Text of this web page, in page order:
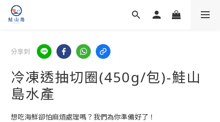
分享到
冷凍透抽切圈(450g/包)-鮭山
島水產
想吃海鮮卻怕麻煩處理嗎？我們為你準備好了！